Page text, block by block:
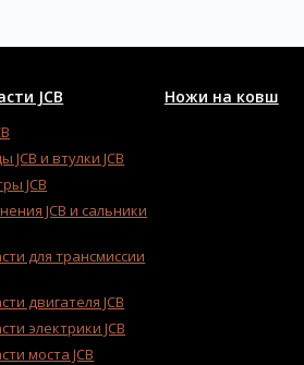
JCB
JCB и втулки JCB
JCB
JCB и сальники
для трансмиссии
двигателя JCB
электрики JCB
моста JCB
Ножи на ковш